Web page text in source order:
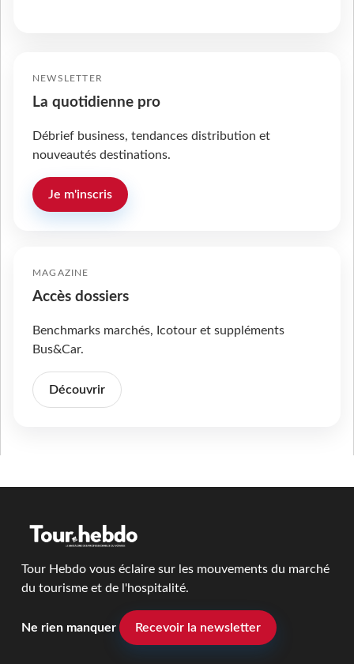
NEWSLETTER
La quotidienne pro
Débrief business, tendances distribution et
nouveautés destinations.
Je m'inscris
MAGAZINE
Accès dossiers
Benchmarks marchés, Icotour et suppléments
Bus&Car.
Découvrir
Tour Hebdo vous éclaire sur les mouvements du marché
du tourisme et de l'hospitalité.
Ne rien manquer Recevoir la newsletter